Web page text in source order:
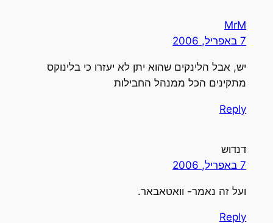
MrM
7 באפריל, 2006
יש, אבל הלינקים שהוא יתן לא יעזרו כי בלינוקס
מתקינים הכל ממנהל החבילות
Reply
דנדוש
7 באפריל, 2006
ועל זה נאמר- וואטאבאר.
Reply